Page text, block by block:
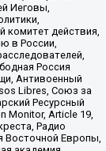
Иеговы,
комитет действия,
в России,
Россия
Антивоенный
Libres, Союз за
Ресурсный
Monitor, Article 19,
Радио
Восточной Европы,